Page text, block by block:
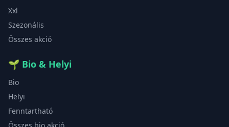
Xxl
Szezonális
Összes akció
🌱 Bio & Helyi
Bio
Helyi
Fenntartható